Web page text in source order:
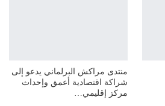
منتدى مراكش البرلماني يدعو إلى
شراكة اقتصادية أعمق وإحداث
مركز إقليمي…